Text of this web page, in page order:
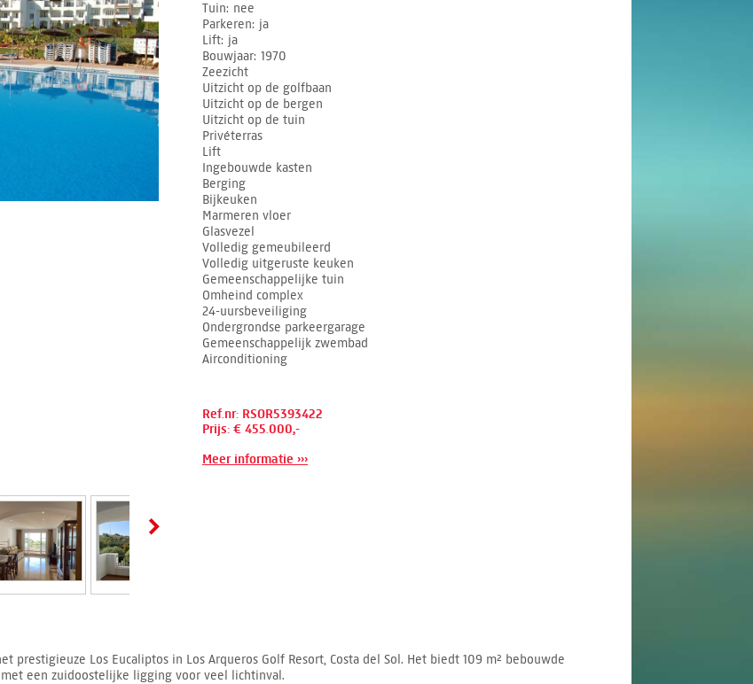
Tuin nee
Parkeren ja
Lift ja
Bouwjaar 1970
Zeezicht
Uitzicht op de golfbaan
Uitzicht op de bergen
Uitzicht op de tuin
Privéterras
Lift
Ingebouwde kasten
Berging
Bijkeuken
Marmeren vloer
Glasvezel
Volledig gemeubileerd
Volledig uitgeruste keuken
Gemeenschappelijke tuin
Omheind complex
24-uursbeveiliging
Ondergrondse parkeergarage
Gemeenschappelijk zwembad
Airconditioning
Ref.nr: RSOR5393422
Prijs: € 455.000,-
Meer informatie ›››
Los Eucaliptos in Los Arqueros Golf Resort, Costa del Sol. Het biedt 109 m² bebouwde
een zuidoostelijke ligging voor veel lichtinval.